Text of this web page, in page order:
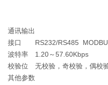
通讯输出
接口
RS232/RS485
波特率
1.20～57.60Kbps
校验位
无校验，奇校验，偶校
其他参数